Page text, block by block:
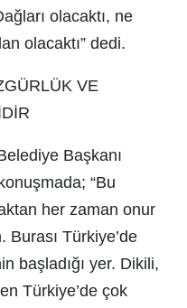
olacaktı, ne
olacaktı” dedi.
VE
Başkanı
“Bu
her zaman onur
Türkiye’de
başladığı yer. Dikili,
Türkiye’de çok